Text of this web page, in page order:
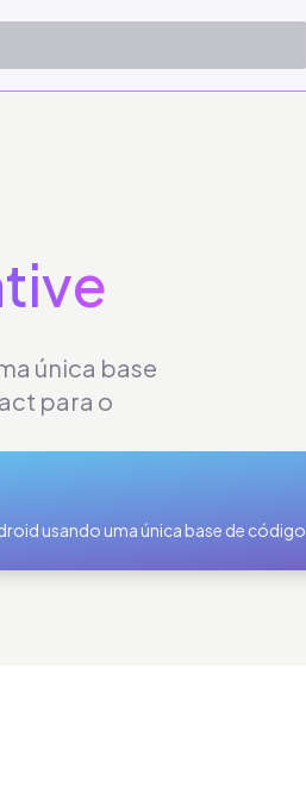
única base
para o
usando uma única base de código.